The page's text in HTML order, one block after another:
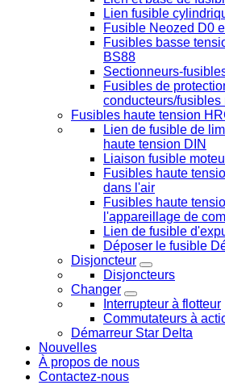
Lien fusible
Fusible Neozed D0
Fusibles basse
BS88
Sectionneurs-
Fusibles de
conducteurs/fusibles
Fusibles haute tension
Lien de fusible de
haute tension DIN
Liaison fusible
Fusibles haute
dans l'air
Fusibles haute
l'appareillage de
Lien de fusible
Déposer le fusible
Disjoncteur
Disjoncteurs
Changer
Interrupteur à flotteur
Commutateurs à
Démarreur Star Delta
Nouvelles
À propos de nous
Contactez-nous